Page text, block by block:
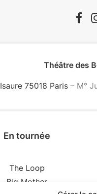
Théâtre des
75018 Paris – M°
En tournée
The Loop
Big Mother